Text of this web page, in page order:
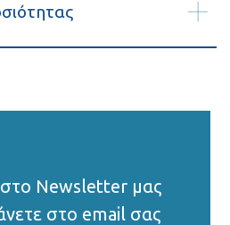
στο Νewsletter μας
στο email σας